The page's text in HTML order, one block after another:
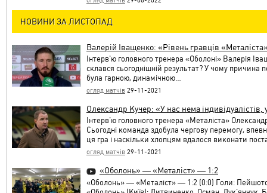
НОВИНИ ЗА ЛИСТОПАД
Валерій Іващенко: «Рівень гравців
Інтерв'ю головного тренера «Оболоні» Валерія
склався сьогоднішній результат? У чому
була гарною, динамічною…
огляд матчів 29-11-2021
Олександр Кучер: «У нас нема індивідуалістів,
Інтерв'ю головного тренера «Металіста»
Сьогодні команда здобула чергову перемогу,
ця гра і наскільки хлопцям вдалося виконати
огляд матчів 29-11-2021
«Оболонь» — «Металіст» — 1:2
«Оболонь» — «Металіст» — 1:2 (0:0) Голи: